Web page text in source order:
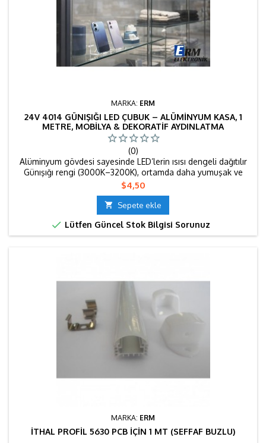
MARKA: ERM
24V 4014 GÜNIŞIĞI LED ÇUBUK – ALÜMINYUM KASA, 1
METRE, MOBILYA & DEKORATIF AYDINLATMA
(0)
Alüminyum gövdesi sayesinde LED’lerin ısısı dengeli dağıtılır
Günışığı rengi (3000K–3200K), ortamda daha yumuşak ve
dinlendirici bir ışık sağlar; özellikle ev, ofis ve dekoratif
uygulamalarda tercih edilir. 1 metre tek parça çubuk yapısı,
kesintisiz ve homojen ışık yayar; göz yormayan ve modern bir
görünüm sunar. 📍 Kullanım Alanları Mutfak dolabı altı /...
Fiyat
$4,50
 Sepete ekle
 Lütfen Güncel Stok Bilgisi Sorunuz
MARKA: ERM
İTHAL PROFIL 5630 PCB İÇIN 1 MT (SEFFAF BUZLU)